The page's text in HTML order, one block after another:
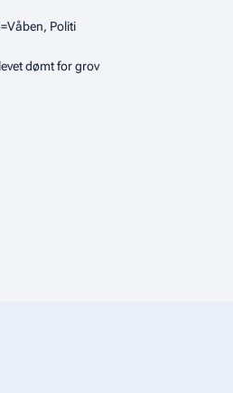
Politi
dømt for grov